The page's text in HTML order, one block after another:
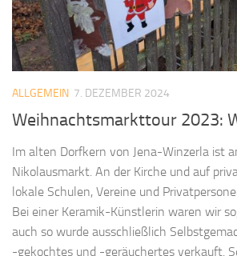
ALLGEMEIN 7. DEZEMBER 2024
Weihnachtsmarkttour 2023:
Im alten Dorfkern von Jena-Winzerla ist
Nikolausmarkt. An der Kirche und auf
lokale Schulen, Vereine und
Bei einer Keramik-Künstlerin waren wir
auch so wurde ausschließlich
-gekochtes und -geräuchertes verkauft.